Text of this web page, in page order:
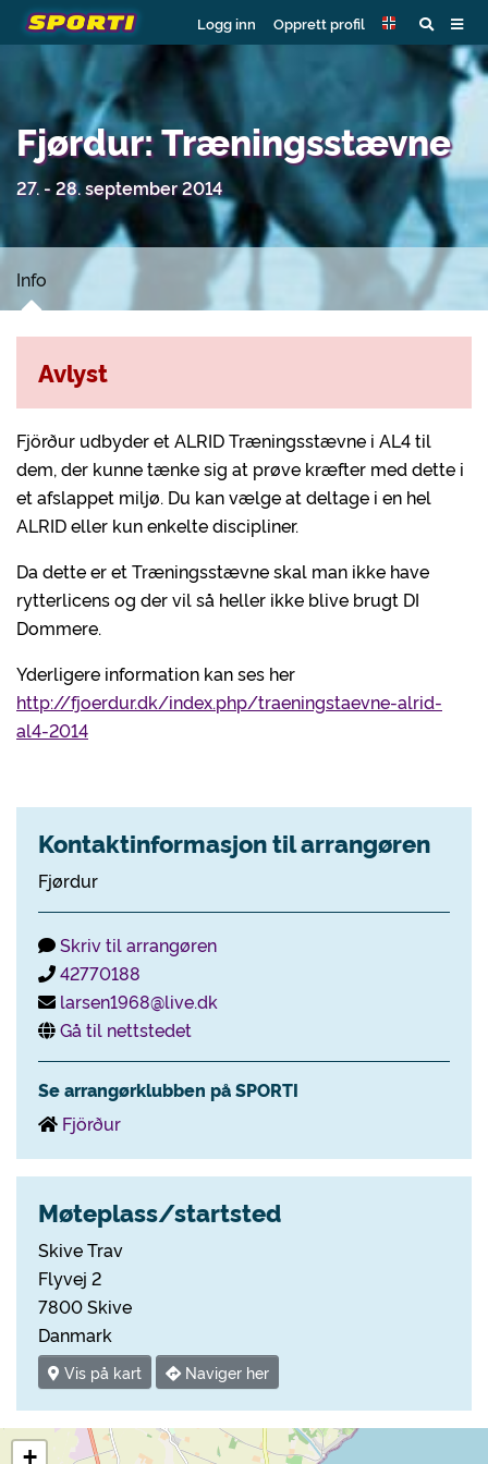
Logg inn Opprett profil
Fjørdur: Træningsstævne
27. - 28. september 2014
Info
Fjörður udbyder et ALRID Træningsstævne i AL4 til
dem, der kunne tænke sig at prøve kræfter med dette i
et afslappet miljø. Du kan vælge at deltage i en hel
ALRID eller kun enkelte discipliner.
Da dette er et Træningsstævne skal man ikke have
rytterlicens og der vil så heller ikke blive brugt DI
Dommere.
Yderligere information kan ses her
http://fjoerdur.dk/index.php/traeningstaevne-alrid-
al4-2014
Kontaktinformasjon til arrangøren
Fjørdur
Skriv til arrangøren
42770188
larsen1968@live.dk
Gå til nettstedet
Se arrangørklubben på SPORTI
Fjörður
Møteplass/startsted
Skive Trav
Flyvej 2
7800 Skive
Danmark
Vis på kart Naviger her
Avlyst
+